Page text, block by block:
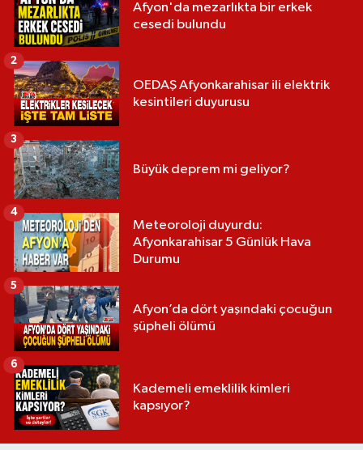
Afyon'da mezarlıkta bir erkek
cesedi bulundu
OEDAŞ Afyonkarahisar ili elektrik
kesintileri duyurusu
2
Büyük deprem mi geliyor?
3
Meteoroloji duyurdu:
Afyonkarahisar 5 Günlük Hava
Durumu
4
Afyon’da dört yaşındaki çocuğun
şüpheli ölümü
5
Kademeli emeklilik kimleri
kapsıyor?
6